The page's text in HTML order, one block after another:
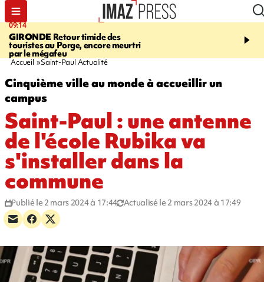
09:14
GIRONDE Retour timide des
touristes au Porge, encore meurtri
par le mégafeu
13:09
Des
font cinq morts en
Accueil Saint-Paul Actualité
Cinquième ville au monde à accueillir un
campus
Saint-Paul : une antenne
de l'école Rubika va
s'installer dans la
commune
Publié le 2 mars 2024 à 17:44 Actualisé le 2 mars 2024 à 17:49